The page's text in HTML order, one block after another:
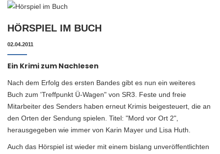
HÖRSPIEL IM BUCH
02.04.2011
Ein Krimi zum Nachlesen
Nach dem Erfolg des ersten Bandes gibt es nun ein weiteres
Buch zum 'Treffpunkt Ü-Wagen" von SR3. Feste und freie
Mitarbeiter des Senders haben erneut Krimis beigesteuert, die an
den Orten der Sendung spielen. Titel: "Mord vor Ort 2",
herausgegeben wie immer von Karin Mayer und Lisa Huth.
Auch das Hörspiel ist wieder mit einem bislang unveröffentlichten